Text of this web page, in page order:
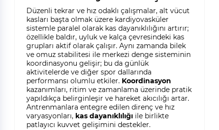
Düzenli tekrar ve hız odaklı çalışmalar, alt vücut
kasları başta olmak üzere kardiyovasküler
sistemle paralel olarak kas dayanıklılığını artırır;
özellikle baldır, uyluk ve kalça çevresindeki kas
grupları aktif olarak çalışır. Aynı zamanda bilek
ve omuz stabilitesi ile merkezi denge sisteminin
koordinasyonu gelişir; bu da günlük
aktivitelerde ve diğer spor dallarında
performansı olumlu etkiler. Koordinasyon
kazanımları, ritim ve zamanlama üzerinde pratik
yapıldıkça belirginleşir ve hareket akıcılığı artar.
Antrenmanlara entegre edilen direnç ve hız
varyasyonları, kas dayanıklılığıile birlikte
patlayıcı kuvvet gelişimini destekler.